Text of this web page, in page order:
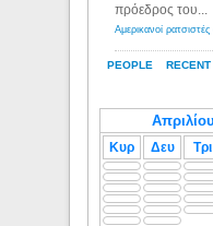
PEOPLE RECENT
πρόεδρος του...
Κυρ Δευ Τρι